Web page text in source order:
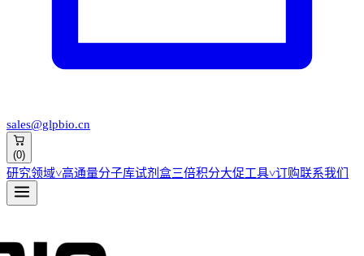
sales@glpbio.cn
(0)
研究领域˅高通量分子库试剂盒三倍积分大促工具˅订购联系我们